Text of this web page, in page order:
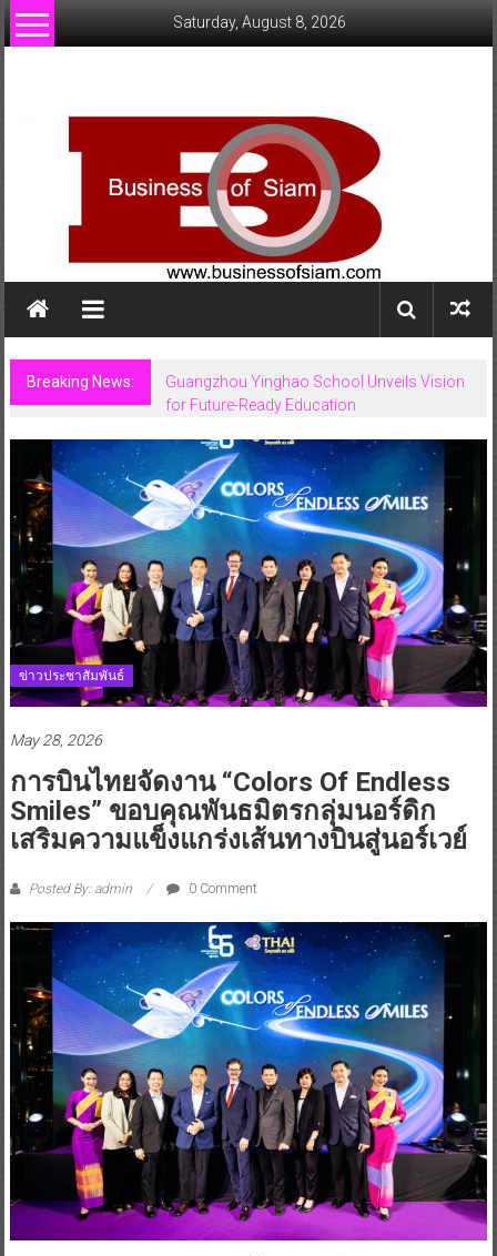
Skip
to
Saturday, August 8, 2026
Breaking News:
Guangzhou Yinghao School Unveils Vision
for Future-Ready Education
ข่าวประชาสัมพันธ์
May 28, 2026
การบินไทยจัดงาน “Colors Of Endless
Smiles” ขอบคุณพันธมิตรกลุ่มนอร์ดิก
เสริมความแข็งแกร่งเส้นทางบินสู่นอร์เวย์
Posted By: admin 0 Comment